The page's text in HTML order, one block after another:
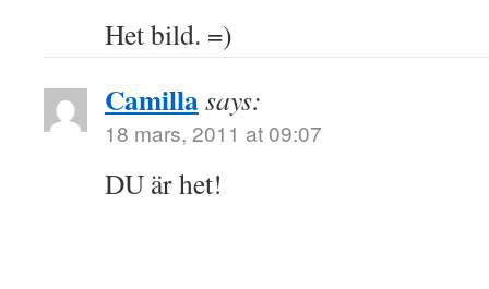
Het bild. =)
Camillasays:
18 mars, 2011 at 09:07
DU är het!